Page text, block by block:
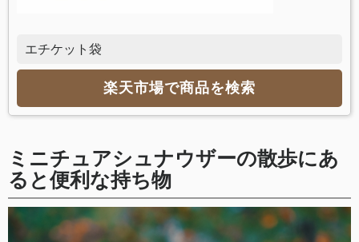
エチケット袋
楽天市場で商品を検索
ミニチュアシュナウザーの散歩にあ
ると便利な持ち物